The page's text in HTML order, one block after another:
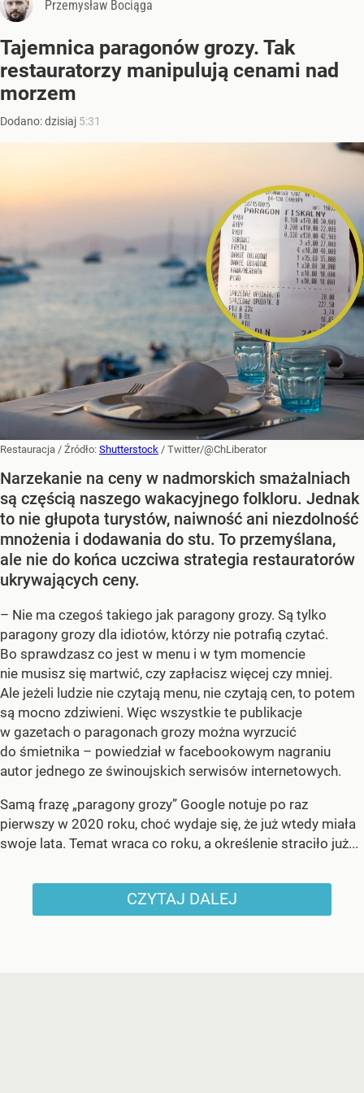
Przemysław Bociąga
Tajemnica paragonów grozy. Tak
restauratorzy manipulują cenami nad
morzem
Dodano:dzisiaj 5:31
Restauracja / Źródło: Shutterstock / Twitter/@ChLiberator
Narzekanie na ceny w nadmorskich smażalniach
są częścią naszego wakacyjnego folkloru. Jednak
to nie głupota turystów, naiwność ani niezdolność
mnożenia i dodawania do stu. To przemyślana,
ale nie do końca uczciwa strategia restauratorów
ukrywających ceny.
– Nie ma czegoś takiego jak paragony grozy. Są tylko
paragony grozy dla idiotów, którzy nie potrafią czytać.
Bo sprawdzasz co jest w menu i w tym momencie
nie musisz się martwić, czy zapłacisz więcej czy mniej.
Ale jeżeli ludzie nie czytają menu, nie czytają cen, to potem
są mocno zdziwieni. Więc wszystkie te publikacje
w gazetach o paragonach grozy można wyrzucić
do śmietnika – powiedział w facebookowym nagraniu
autor jednego ze świnoujskich serwisów internetowych.
Samą frazę „paragony grozy” Google notuje po raz
pierwszy w 2020 roku, choć wydaje się, że już wtedy miała
swoje lata. Temat wraca co roku, a określenie straciło już...
CZYTAJ DALEJ